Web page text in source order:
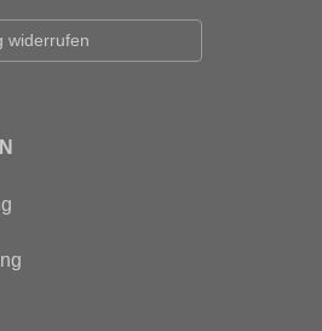
widerrufen